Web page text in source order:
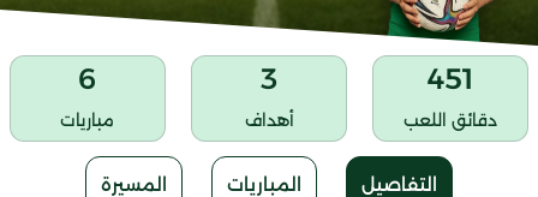
451
دقائق اللعب
3
أهداف
6
مباريات
التفاصيل المباريات المسيرة